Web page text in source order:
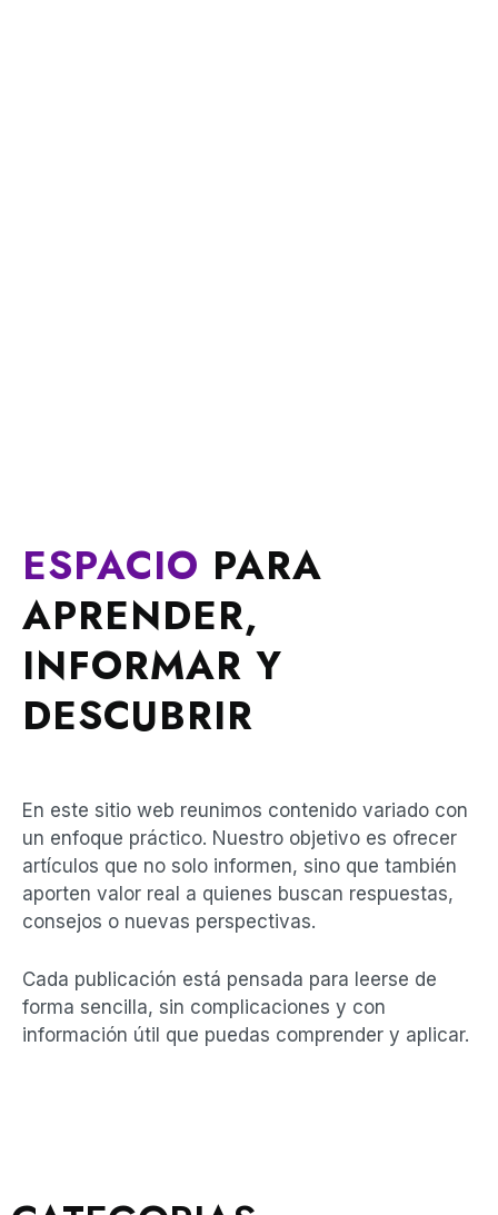
ESPACIO PARA
APRENDER,
INFORMAR Y
DESCUBRIR
En este sitio web reunimos contenido variado con
un enfoque práctico. Nuestro objetivo es ofrecer
artículos que no solo informen, sino que también
aporten valor real a quienes buscan respuestas,
consejos o nuevas perspectivas.
Cada publicación está pensada para leerse de
forma sencilla, sin complicaciones y con
información útil que puedas comprender y aplicar.